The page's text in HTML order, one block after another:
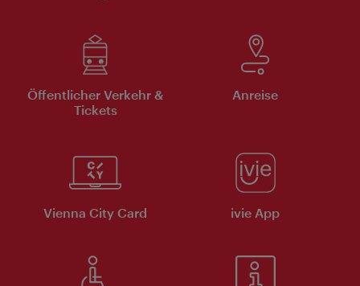
Öffentlicher Verkehr &
Tickets
Anreise
Vienna City Card ivie App